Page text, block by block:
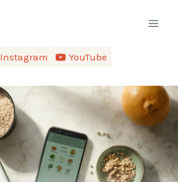
Instagram YouTube